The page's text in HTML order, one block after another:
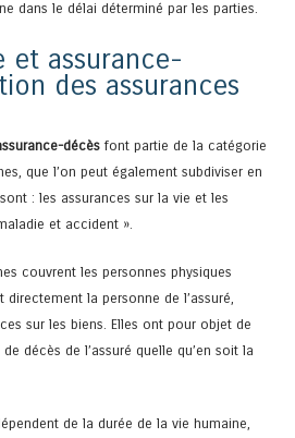
dans le délai déterminé par les parties.
et assurance-
des assurances
décès font partie de la catégorie
que l’on peut également subdiviser en
: les assurances sur la vie et les
et accident ».
couvrent les personnes physiques
la personne de l’assuré,
sur les biens. Elles ont pour objet de
décès de l’assuré quelle qu’en soit la
de la durée de la vie humaine,